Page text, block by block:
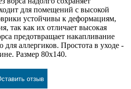
для помещений с высокой
устойчивы к деформациям,
так как их отличает высокая
предотвращает накапливание
аллергиков. Простота в уходе -
Размер 80х140.
отзыв